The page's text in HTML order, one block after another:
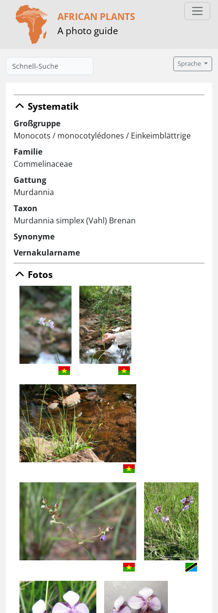
AFRICAN PLANTS
A photo guide
Sprache
Systematik
Großgruppe
Monocots / monocotylédones / Einkeimblättrige
Familie
Commelinaceae
Gattung
Murdannia
Taxon
Murdannia simplex (Vahl) Brenan
Synonyme
Vernakularname
Fotos